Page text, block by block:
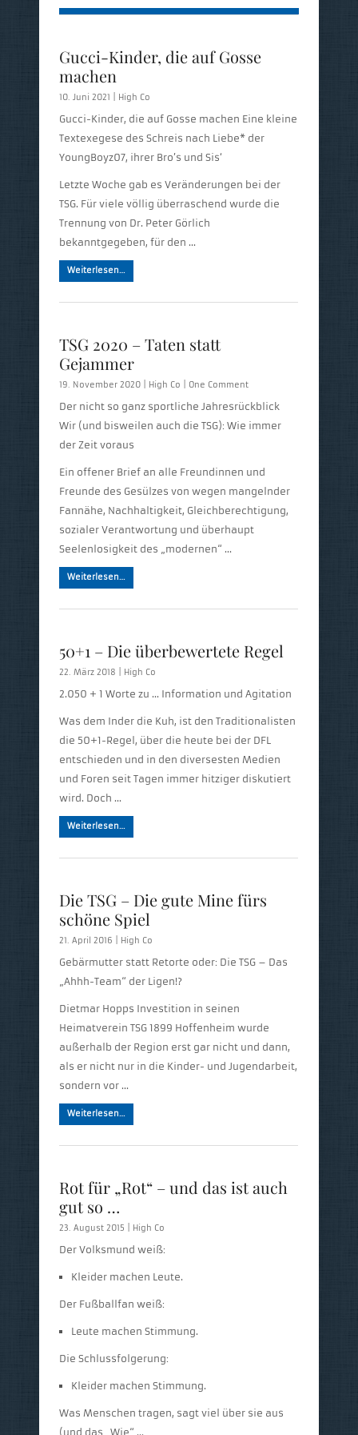
Gucci-Kinder, die auf Gosse
machen
10. Juni 2021 | High Co
Gucci-Kinder, die auf Gosse machen Eine kleine
Textexegese des Schreis nach Liebe* der
YoungBoyz07, ihrer Bro’s und Sis‘
Letzte Woche gab es Veränderungen bei der
TSG. Für viele völlig überraschend wurde die
Trennung von Dr. Peter Görlich
bekanntgegeben, für den …
Weiterlesen…
TSG 2020 – Taten statt
Gejammer
19. November 2020 | High Co One Comment
Der nicht so ganz sportliche Jahresrückblick
Wir (und bisweilen auch die TSG): Wie immer
der Zeit voraus
Ein offener Brief an alle Freundinnen und
Freunde des Gesülzes von wegen mangelnder
Fannähe, Nachhaltigkeit, Gleichberechtigung,
sozialer Verantwortung und überhaupt
Seelenlosigkeit des „modernen“ …
Weiterlesen…
50+1 – Die überbewertete Regel
22. März 2018 | High Co
2.050 + 1 Worte zu … Information und Agitation
Was dem Inder die Kuh, ist den Traditionalisten
die 50+1-Regel, über die heute bei der DFL
entschieden und in den diversesten Medien
und Foren seit Tagen immer hitziger diskutiert
wird. Doch …
Weiterlesen…
Die TSG – Die gute Mine fürs
schöne Spiel
21. April 2016 | High Co
Gebärmutter statt Retorte oder: Die TSG – Das
„Ahhh-Team“ der Ligen!?
Dietmar Hopps Investition in seinen
Heimatverein TSG 1899 Hoffenheim wurde
außerhalb der Region erst gar nicht und dann,
als er nicht nur in die Kinder- und Jugendarbeit,
sondern vor …
Weiterlesen…
Rot für „Rot“ – und das ist auch
gut so …
23. August 2015 | High Co
Der Volksmund weiß:
Kleider machen Leute.
Der Fußballfan weiß:
Leute machen Stimmung.
Die Schlussfolgerung:
Kleider machen Stimmung.
Was Menschen tragen, sagt viel über sie aus
(und das „Wie“ …